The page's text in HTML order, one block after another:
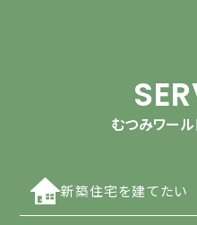
むつみワー
新築住宅を建てたい